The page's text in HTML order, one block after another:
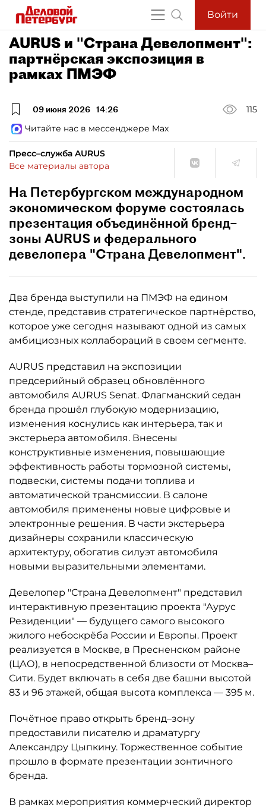
Войти
AURUS и "Страна Девелопмент":
партнёрская экспозиция в
рамках ПМЭФ
09 июня 2026 14:26
115
Читайте нас в мессенджере Max
Пресс–служба AURUS
Все материалы автора
На Петербургском международном
экономическом форуме состоялась
презентация объединённой бренд–
зоны AURUS и федерального
девелопера "Страна Девелопмент".
Два бренда выступили на ПМЭФ на едином
стенде, представив стратегическое партнёрство,
которое уже сегодня называют одной из самых
амбициозных коллабораций в своем сегменте.
AURUS представил на экспозиции
предсерийный образец обновлённого
автомобиля AURUS Senat. Флагманский седан
бренда прошёл глубокую модернизацию,
изменения коснулись как интерьера, так и
экстерьера автомобиля. Внесены
конструктивные изменения, повышающие
эффективность работы тормозной системы,
подвески, системы подачи топлива и
автоматической трансмиссии. В салоне
автомобиля применены новые цифровые и
электронные решения. В части экстерьера
дизайнеры сохранили классическую
архитектуру, обогатив силуэт автомобиля
новыми выразительными элементами.
Девелопер "Страна Девелопмент" представил
интерактивную презентацию проекта "Аурус
Резиденции" — будущего самого высокого
жилого небоскрёба России и Европы. Проект
реализуется в Москве, в Пресненском районе
(ЦАО), в непосредственной близости от Москва–
Сити. Будет включать в себя две башни высотой
83 и 96 этажей, общая высота комплекса — 395 м.
Почётное право открыть бренд–зону
предоставили писателю и драматургу
Александру Цыпкину. Торжественное событие
прошло в формате презентации зонтичного
бренда.
В рамках мероприятия коммерческий директор